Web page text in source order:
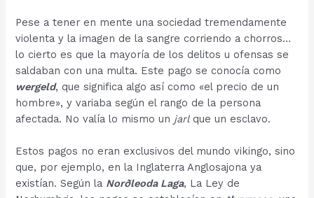
Pese a tener en mente una sociedad tremendamente
violenta y la imagen de la sangre corriendo a chorros…
lo cierto es que la mayoría de los delitos u ofensas se
saldaban con una multa. Este pago se conocía como
wergeld, que significa algo así como «el precio de un
hombre», y variaba según el rango de la persona
afectada. No valía lo mismo un jarlque un esclavo.
Estos pagos no eran exclusivos del mundo vikingo, sino
que, por ejemplo, en la Inglaterra Anglosajona ya
existían. Según la Norðleoda Laga, La Ley de